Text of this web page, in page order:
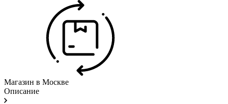
Магазин в Москве
Описание